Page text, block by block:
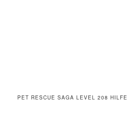
PET RESCUE SAGA LEVEL 208 HILFE